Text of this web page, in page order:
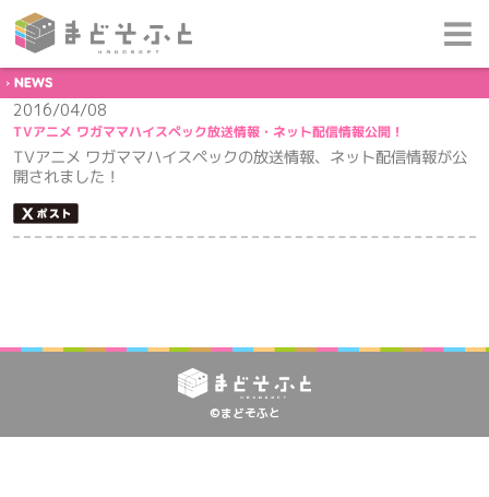
NEWS
2016/04/08
TVアニメ ワガママハイスペック放送情報・ネット配信情報公開！
TVアニメ ワガママハイスペックの放送情報、ネット配信情報が公
開されました！
©まどそふと